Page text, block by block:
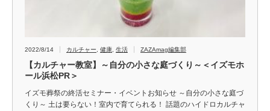
2022/8/14 カルチャー 健康 生活 ZAZAmag編集部
【カルチャー教室】～自分の小さな庭づくり～＜イズモホ
ール浜松PR＞
イズモ葬祭の終活セミナー・イベントお知らせ ～自分の小さな庭づ
くり～ 土は要らない！室内で育てられる！ 話題のハイドロカルチャ